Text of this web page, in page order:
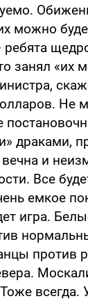
можно
ребята
занял «их
Не
драками,
и
Все
емкое
игра.
против
всегда.